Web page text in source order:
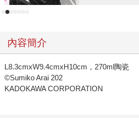
內容簡介
L8.3cmxW9.4cmxH10cm，270ml陶瓷
©Sumiko Arai 202
KADOKAWA CORPORATION